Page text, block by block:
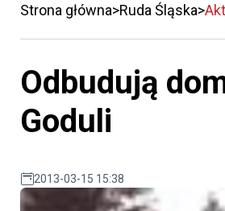
Strona główna Ruda Śląska
Odbudują
Goduli
2013-03-15 15:38